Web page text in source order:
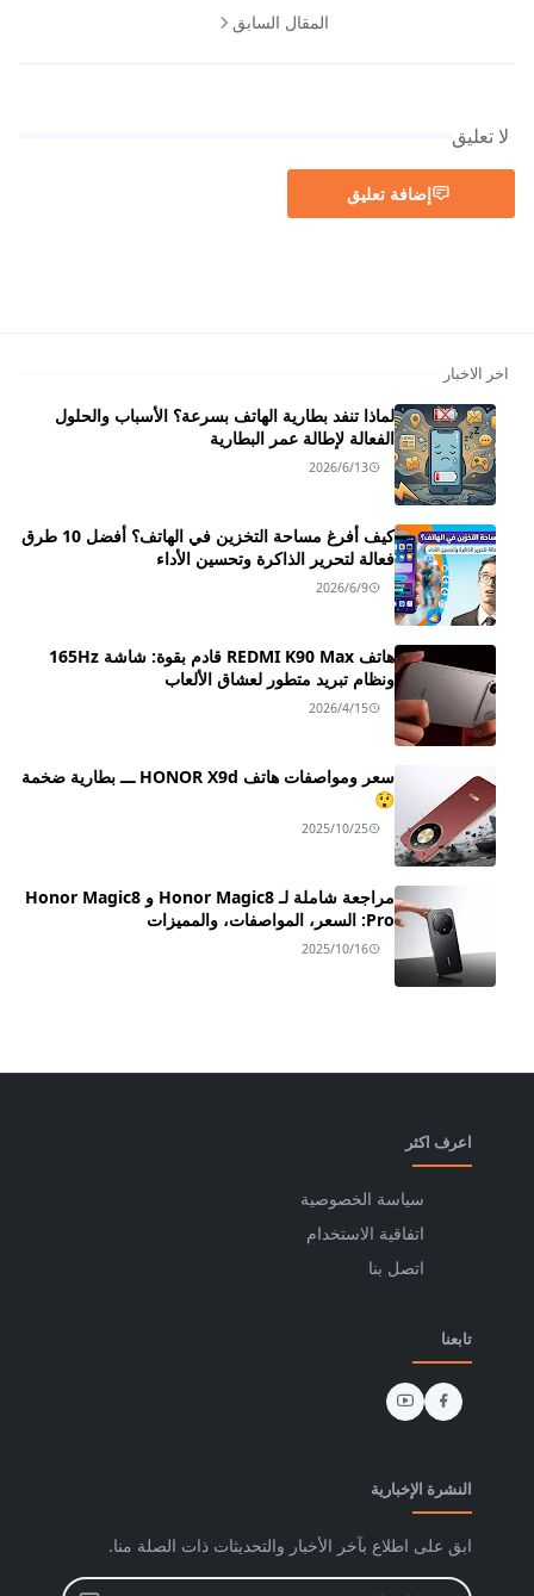
المقال السابق
لا تعليق
إضافة تعليق
اخر الاخبار
لماذا تنفد بطارية الهاتف بسرعة؟ الأسباب والحلول
الفعالة لإطالة عمر البطارية
2026/6/13
كيف أفرغ مساحة التخزين في الهاتف؟ أفضل 10 طرق
فعالة لتحرير الذاكرة وتحسين الأداء
2026/6/9
هاتف REDMI K90 Max قادم بقوة: شاشة 165Hz
ونظام تبريد متطور لعشاق الألعاب
2026/4/15
سعر ومواصفات هاتف HONOR X9d ـــ بطارية ضخمة
😲
2025/10/25
مراجعة شاملة لـ Honor Magic8 و Honor Magic8
Pro: السعر، المواصفات، والمميزات
2025/10/16
اعرف اكثر
سياسة الخصوصية
اتفاقية الاستخدام
اتصل بنا
تابعنا
النشرة الإخبارية
ابق على اطلاع بآخر الأخبار والتحديثات ذات الصلة منا.